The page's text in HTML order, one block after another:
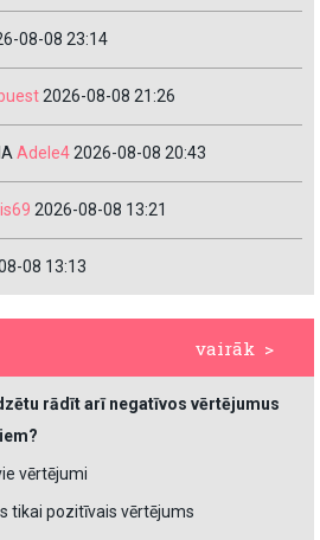
08-08 23:14
2026-08-08 21:26
Adele42026-08-08 20:43
2026-08-08 13:21
08 13:13
vairāk >
rādīt arī negatīvos vērtējumus
vērtējumi
tikai pozitīvais vērtējums